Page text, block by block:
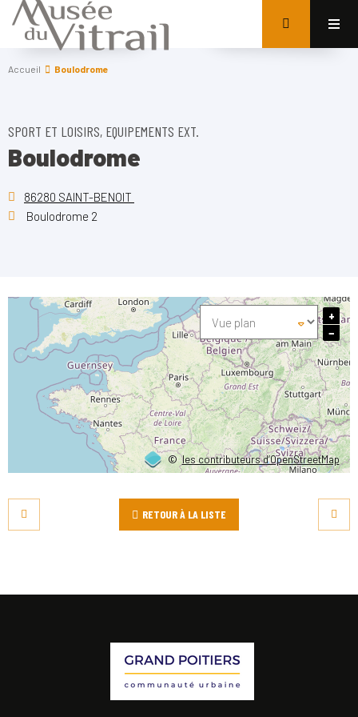
Accueil Boulodrome
SPORT ET LOISIRS, EQUIPEMENTS EXT.
Boulodrome
86280 SAINT-BENOIT
Boulodrome 2
©les contributeurs d’OpenStreetMap
+
−
RETOUR À LA LISTE